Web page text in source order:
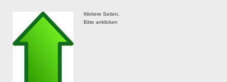
Weitere Seiten.
Bitte anklicken